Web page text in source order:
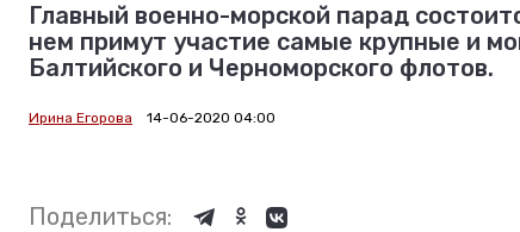
Главный военно-морской парад
нем примут участие самые крупные и
Балтийского и Черноморского флотов.
Ирина Егорова 14-06-2020 04:00
Поделиться: